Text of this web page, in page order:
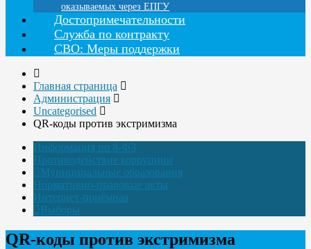
оказываемых через ЕПГУ
Достопримечательности
Служба по контракту
СВО: Меры поддержки
Главная страница
Администрация
Uncategorised
QR-коды против экстримизма
Информация по 8-ФЗ
Противодействие коррупции
Муниципальные образования
Нормативно-правовые акты
Интернет-приёмная
Выборы
QR-коды против экстримизма